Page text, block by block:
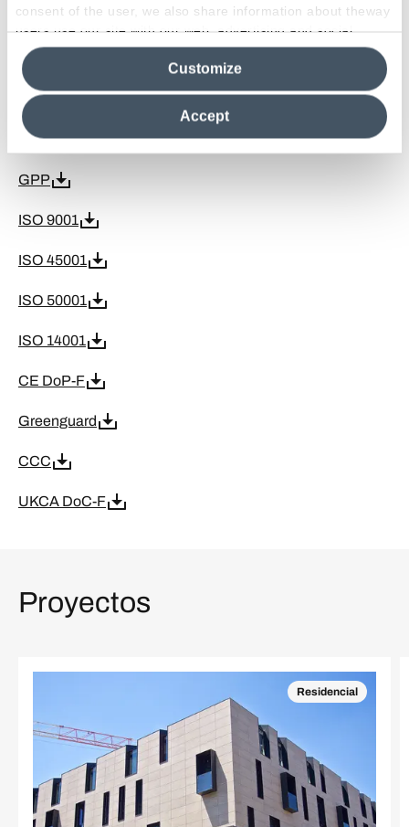
consent of the user, we also share information about theway
users use our site with our web, advertising and social
media analytics partners, who may combine itwith other
information in their possession. By closing this banner,
clicking on "Reject", it will be possible tocontinue browsing
the site after installing only technical cookies. For more
information see the
Cookie Policy
Accept
Customize
Declare Ceramic and Porcelain Tiles
FDES
LEED Credits
EPD Ceramic Tiles
GPP
ISO 9001
ISO 45001
ISO 50001
ISO 14001
CE DoP-F
Greenguard
CCC
UKCA DoC-F
Proyectos
Residencial